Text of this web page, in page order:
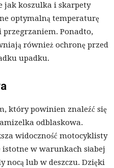
jak koszulka i skarpety
optymalną temperaturę
Ponadto,
również ochronę przed
upadku.
który powinien znaleźć się
odblaskowa.
widoczność motocyklisty
w warunkach słabej
nocą lub w deszczu. Dzięki